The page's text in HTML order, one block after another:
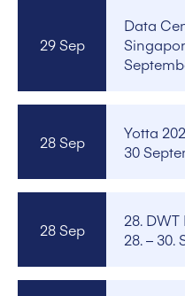
29 Sep
Data
28 Sep
Yotta
30
28 Sep
28.
28. – 30.